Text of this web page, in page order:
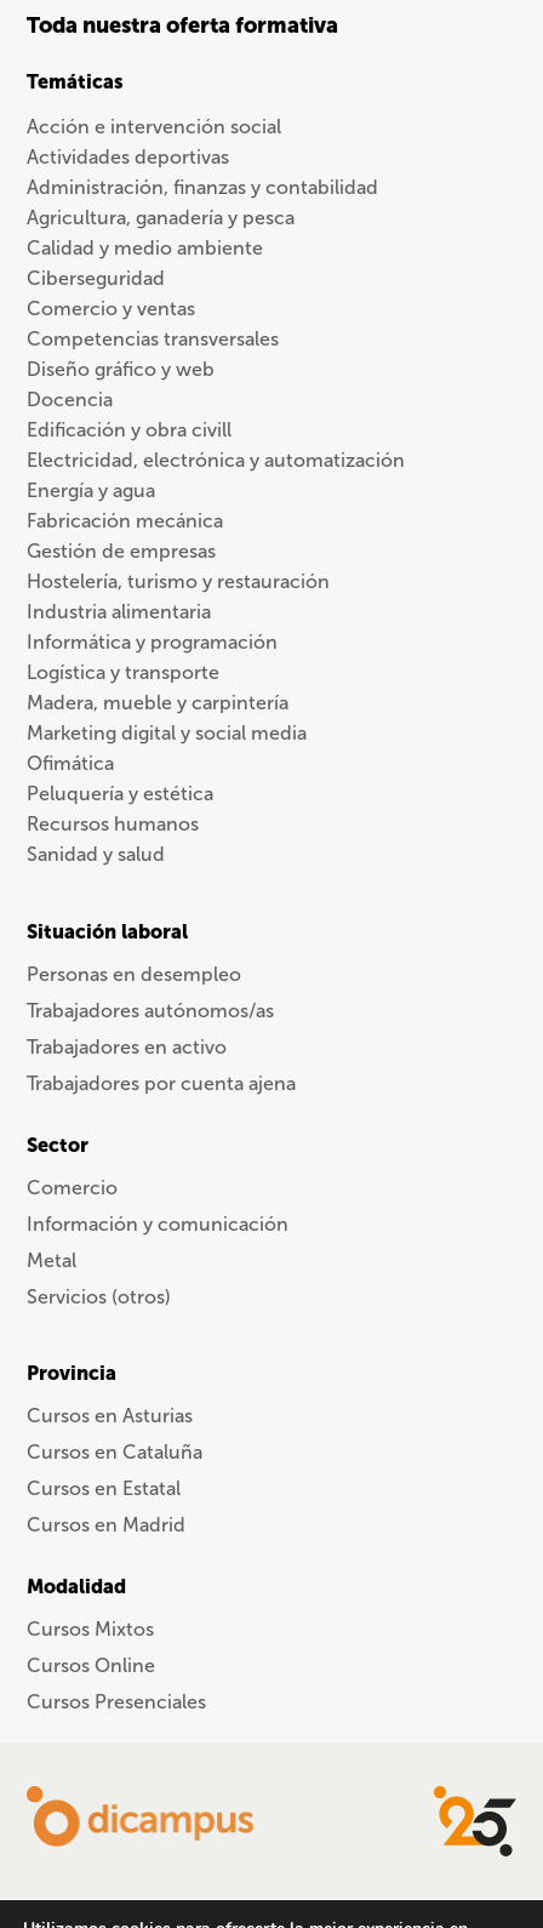
Toda nuestra oferta formativa
Temáticas
Acción e intervención social
Actividades deportivas
Administración, finanzas y contabilidad
Agricultura, ganadería y pesca
Calidad y medio ambiente
Ciberseguridad
Comercio y ventas
Competencias transversales
Diseño gráfico y web
Docencia
Edificación y obra civill
Electricidad, electrónica y automatización
Energía y agua
Fabricación mecánica
Gestión de empresas
Hostelería, turismo y restauración
Industria alimentaria
Informática y programación
Logística y transporte
Madera, mueble y carpintería
Marketing digital y social media
Ofimática
Peluquería y estética
Recursos humanos
Sanidad y salud
Situación laboral
Personas en desempleo
Trabajadores autónomos/as
Trabajadores en activo
Trabajadores por cuenta ajena
Sector
Comercio
Información y comunicación
Metal
Servicios (otros)
Provincia
Cursos en Asturias
Cursos en Cataluña
Cursos en Estatal
Cursos en Madrid
Modalidad
Cursos Mixtos
Cursos Online
Cursos Presenciales